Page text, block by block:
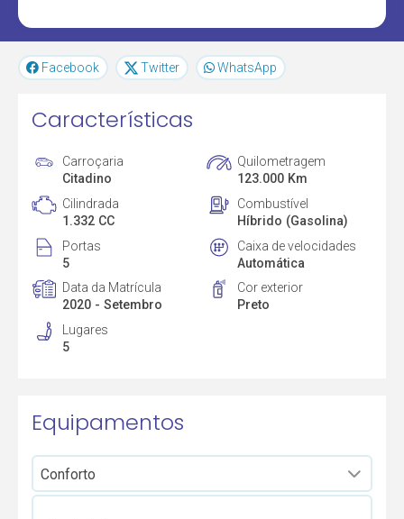
Facebook Twitter WhatsApp
Características
Carroçaria
Citadino
Quilometragem
123.000 Km
Cilindrada
1.332 CC
Combustível
Híbrido (Gasolina)
Portas
5
Caixa de velocidades
Automática
Data da Matrícula
2020 - Setembro
Cor exterior
Preto
Lugares
5
Equipamentos